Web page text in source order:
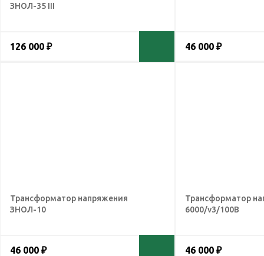
ЗНОЛ-35 III
126 000 ₽ 46 000 ₽
Трансформатор напряжения
ЗНОЛ-10
46 000 ₽
Трансформатор
6000/v3/100В
46 000 ₽